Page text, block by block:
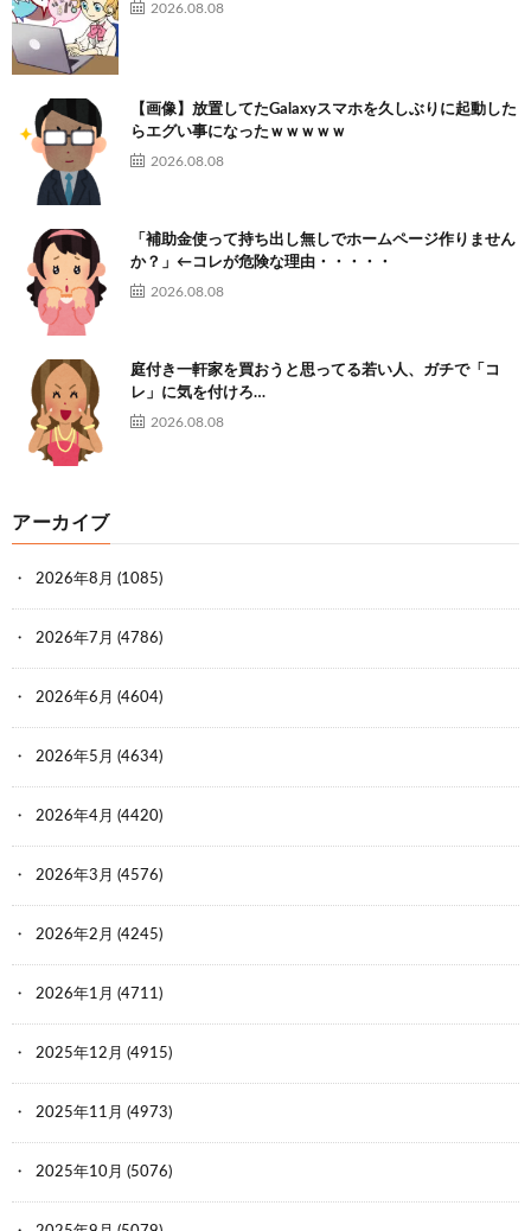
2026.08.08
【画像】放置してたGalaxyスマホを久しぶりに起動した
らエグい事になったｗｗｗｗｗ
2026.08.08
「補助金使って持ち出し無しでホームページ作りません
か？」←コレが危険な理由・・・・・
2026.08.08
庭付き一軒家を買おうと思ってる若い人、ガチで「コ
レ」に気を付けろ…
2026.08.08
アーカイブ
2026年8月 (1085)
2026年7月 (4786)
2026年6月 (4604)
2026年5月 (4634)
2026年4月 (4420)
2026年3月 (4576)
2026年2月 (4245)
2026年1月 (4711)
2025年12月 (4915)
2025年11月 (4973)
2025年10月 (5076)